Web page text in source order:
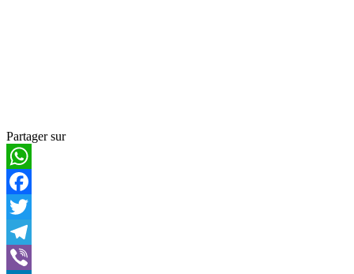
Partager sur
WhatsApp
Facebook
Twitter
Telegram